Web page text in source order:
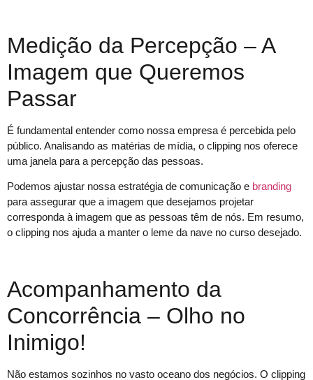
Medição da Percepção – A
Imagem que Queremos
Passar
É fundamental entender como nossa empresa é percebida pelo
público. Analisando as matérias de mídia, o clipping nos oferece
uma janela para a percepção das pessoas.
Podemos ajustar nossa estratégia de comunicação e branding
para assegurar que a imagem que desejamos projetar
corresponda à imagem que as pessoas têm de nós. Em resumo,
o clipping nos ajuda a manter o leme da nave no curso desejado.
Acompanhamento da
Concorrência – Olho no
Inimigo!
Não estamos sozinhos no vasto oceano dos negócios. O clipping